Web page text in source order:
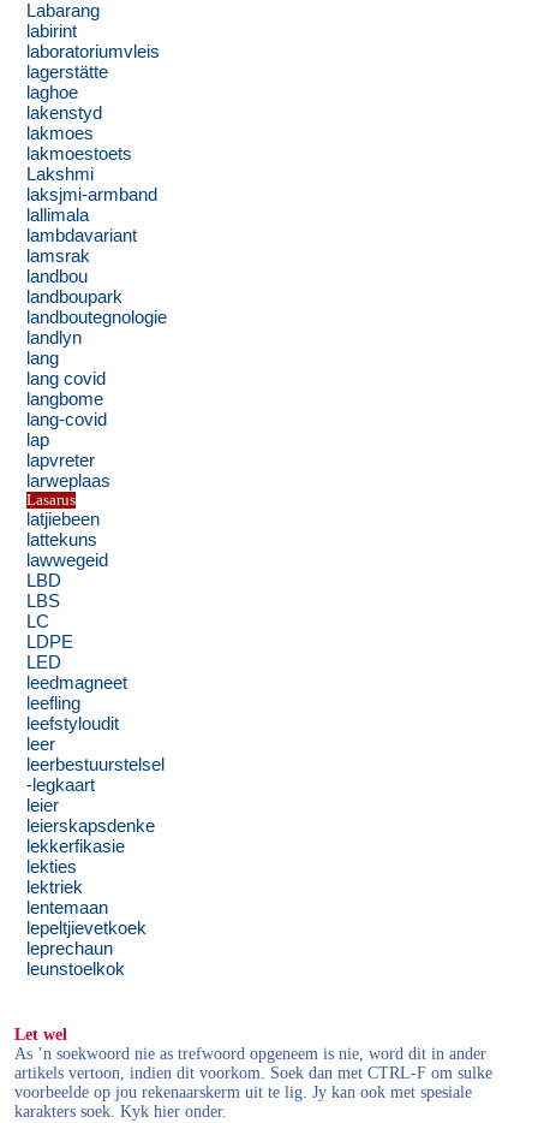
Labarang
labirint
laboratoriumvleis
lagerstätte
laghoe
lakenstyd
lakmoes
lakmoestoets
Lakshmi
laksjmi-armband
lallimala
lambdavariant
lamsrak
landbou
landboupark
landboutegnologie
landlyn
lang
lang covid
langbome
lang-covid
lap
lapvreter
larweplaas
Lasarus
latjiebeen
lattekuns
lawwegeid
LBD
LBS
LC
LDPE
LED
leedmagneet
leefling
leefstyloudit
leer
leerbestuurstelsel
-legkaart
leier
leierskapsdenke
lekkerfikasie
lekties
lektriek
lentemaan
lepeltjievetkoek
leprechaun
leunstoelkok
Let wel
As ’n soekwoord nie as trefwoord opgeneem is nie, word dit in ander
artikels vertoon, indien dit voorkom. Soek dan met CTRL-F om sulke
voorbeelde op jou rekenaarskerm uit te lig. Jy kan ook met spesiale
karakters soek. Kyk hier onder.